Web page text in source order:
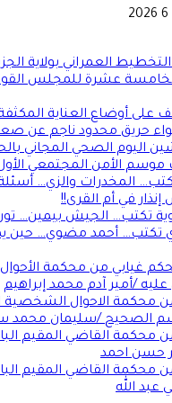
العمراني بولاية
الخامسة عشرة للمجلس
على أوضاع العناية
حريق محدود ناجم عن
اليوم الصحي المجاني
الأمن المجتمعي
المخدرات والزي…
في أم القرى!!
تكتب… الجيش بيمين…
تكتب… أحمد مضوي… حين
غيابي من محكمة
عليه /أمير آدم محمد إبراهيم
من محكمة الاحوال
الصحيح /سليمان محمد
محكمة القاضي المقيم
حسن احمد
محكمة القاضي المقيم
عبد الله